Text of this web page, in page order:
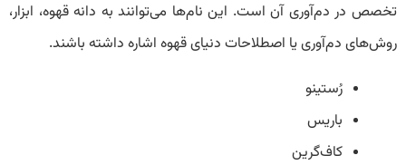
تخصص در دم‌آوری آن است. این نام‌ها می‌توانند به دانه قهوه، ابزار،
روش‌های دم‌آوری یا اصطلاحات دنیای قهوه اشاره داشته باشند.
رُستینو
باریس
کاف‌گرین